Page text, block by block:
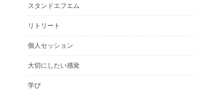
スタンドエフエム
リトリート
個人セッション
大切にしたい感覚
学び